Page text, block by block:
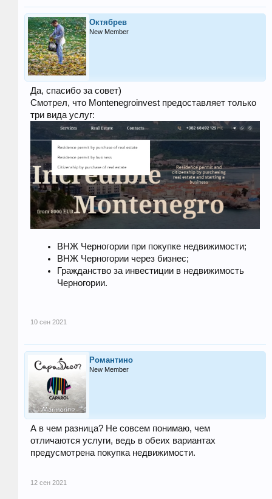
Октябрев
New Member
Да, спасибо за совет)
Смотрел, что Montenegroinvest предоставляет только
три вида услуг:
ВНЖ Черногории при покупке недвижимости;
ВНЖ Черногории через бизнес;
Гражданство за инвестиции в недвижимость
Черногории.
10 сен 2021
Романтино
New Member
А в чем разница? Не совсем понимаю, чем
отличаются услуги, ведь в обеих вариантах
предусмотрена покупка недвижимости.
12 сен 2021